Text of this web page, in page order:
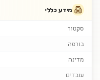
מידע כללי
סקטור
בורסה
מדינה
עובדים